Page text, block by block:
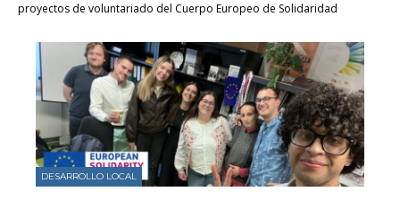
proyectos de voluntariado del Cuerpo Europeo de Solidaridad
DESARROLLO LOCAL